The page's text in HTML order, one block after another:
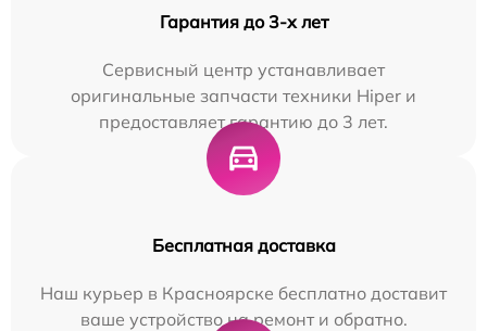
Гарантия до 3-х лет
Сервисный центр устанавливает
оригинальные запчасти техники Hiper и
предоставляет гарантию до 3 лет.
Бесплатная доставка
Наш курьер в Красноярске бесплатно доставит
ваше устройство на ремонт и обратно.